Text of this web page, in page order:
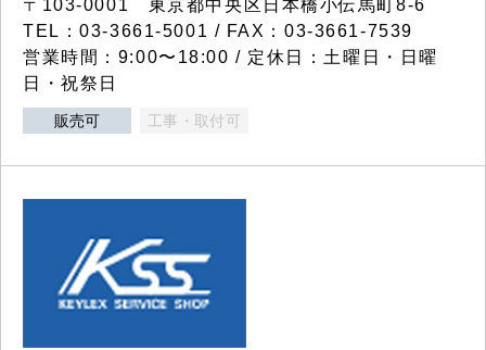
〒103-0001 東京都中央区日本橋小伝馬町8-6
TEL：03-3661-5001 / FAX：03-3661-7539
営業時間：9:00〜18:00 / 定休日：土曜日・日曜
日・祝祭日
販売可 工事・取付可